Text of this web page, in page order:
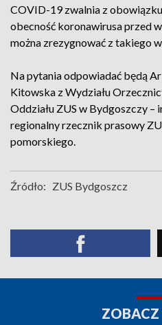
COVID-19 zwalnia z
obecność koronawirusa przed
można zrezygnować z takiego
Na pytania odpowiadać będą
Kitowska z Wydziału
Oddziału ZUS w Bydgoszczy
regionalny rzecznik prasowy
pomorskiego.
Źródło: ZUS Bydgoszcz
ZOBACZ